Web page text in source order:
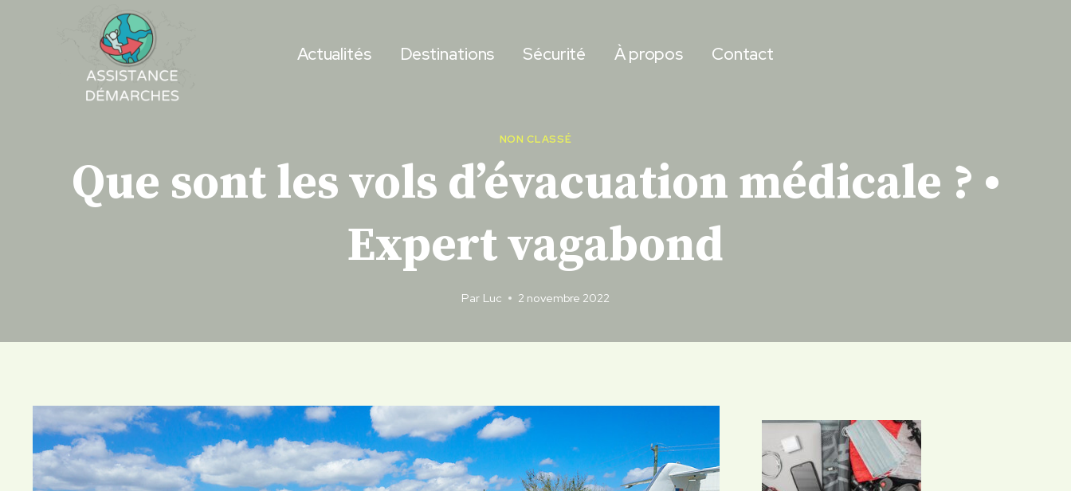
Actualités Destinations Sécurité À propos Contact
NON CLASSÉ
Que sont les vols d’évacuation médicale ? •
Expert vagabond
Par Luc 2 novembre 2022